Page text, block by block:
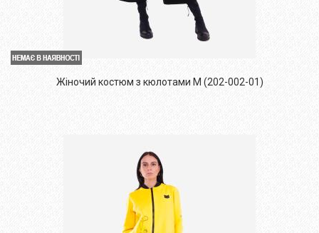
Жіночий костюм з кюлотами M (202-002-01)